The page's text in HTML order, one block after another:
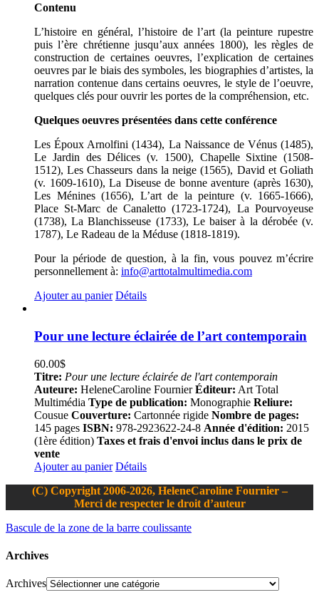
Contenu
L’histoire en général, l’histoire de l’art (la peinture rupestre
puis l’ère chrétienne jusqu’aux années 1800), les règles de
construction de certaines oeuvres, l’explication de certaines
oeuvres par le biais des symboles, les biographies d’artistes, la
narration contenue dans certains oeuvres, le style de l’oeuvre,
quelques clés pour ouvrir les portes de la compréhension, etc.
Quelques oeuvres présentées dans cette conférence
Les Époux Arnolfini (1434), La Naissance de Vénus (1485),
Le Jardin des Délices (v. 1500), Chapelle Sixtine (1508-
1512), Les Chasseurs dans la neige (1565), David et Goliath
(v. 1609-1610), La Diseuse de bonne aventure (après 1630),
Les Ménines (1656), L’art de la peinture (v. 1665-1666),
Place St-Marc de Canaletto (1723-1724), La Pourvoyeuse
(1738), La Blanchisseuse (1733), Le baiser à la dérobée (v.
1787), Le Radeau de la Méduse (1818-1819).
Pour la période de question, à la fin, vous pouvez m’écrire
personnellement à: info@arttotalmultimedia.com
Ajouter au panier Détails
Pour une lecture éclairée de l’art contemporain
60.00$
Titre: Pour une lecture éclairée de l'art contemporain
Auteure: HeleneCaroline FournierÉditeur: Art Total
Multimédia Type de publication: Monographie Reliure:
Cousue Couverture: Cartonnée rigide Nombre de pages:
145 pages ISBN: 978-2923622-24-8 Année d'édition: 2015
(1ère édition) Taxes et frais d'envoi inclus dans le prix de
vente
Ajouter au panier Détails
(C) Copyright 2006-2026, HeleneCaroline Fournier –
Merci de respecter le droit d’auteur
Bascule de la zone de la barre coulissante
Archives
Archives